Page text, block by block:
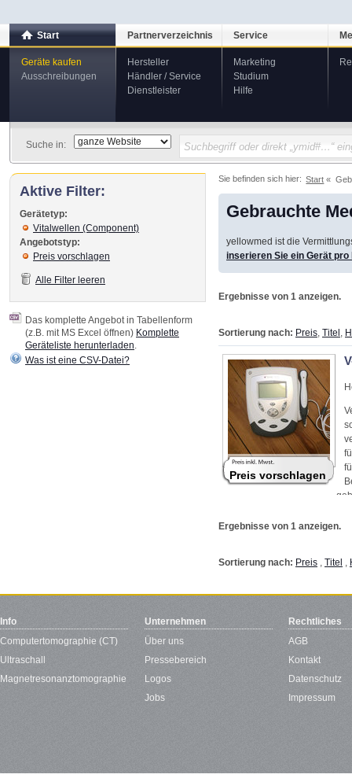
Start
Geräte kaufen
Ausschreibungen
Partnerverzeichnis
Hersteller
Händler / Service
Dienstleister
Service
Marketing
Studium
Hilfe
Suche in:
Sie befinden sich hier: Start
Gebrauchte
yellowmed ist die
inserieren Sie ein Gerät
Ergebnisse von 1 anzeigen.
Sortierung nach: Preis Titel
Preis vorschlagen
Ergebnisse von 1 anzeigen.
Sortierung nach: Preis , Titel ,
Aktive Filter:
Gerätetyp:
Vitalwellen (Component)
Angebotstyp:
Preis vorschlagen
Alle Filter leeren
Das komplette Angebot in Tabellenform
(z.B. mit MS Excel öffnen) Komplette
Geräteliste herunterladen
Was ist eine CSV-Datei?
Info
Computertomographie (CT)
Ultraschall
Magnetresonanztomographie
Unternehmen
Über uns
Pressebereich
Logos
Jobs
Rechtliches
AGB
Kontakt
Datenschutz
Impressum